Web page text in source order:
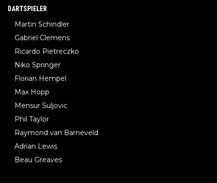
DARTSPIELER
Martin Schindler
Gabriel Clemens
Ricardo Pietreczko
Niko Springer
Florian Hempel
Max Hopp
Mensur Suljovic
Phil Taylor
Raymond van Barneveld
Adrian Lewis
Beau Greaves